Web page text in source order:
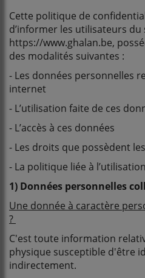
Cette politique de
d’informer les utilisateurs du
https://www.ghalan.be,
des modalités suivantes :
- Les données personnelles
internet
- L’utilisation faite de ces
- L’accès à ces données
- Les droits que possèdent
- La politique liée à
1) Données personnelles
Une donnée à caractère
?
C'est toute information
physique susceptible d'être
indirectement.